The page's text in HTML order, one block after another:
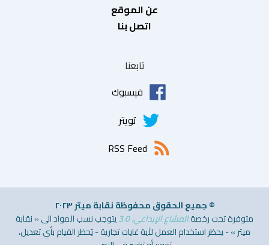
عن الموقع
اتصل بنا
تابعنا
فيسبوك
تويتر
RSS Feed
© جميع الحقوق محفوظة نقابة ميتر ٢٠٢٣
متوفرة تحت رخصةالمشاع الإبداعي، 3.0
يتوجب نسب المواد الى « نقابة
ميتر » - يحظر استخدام العمل لأية غايات تجارية - يُحظر القيام بأي تعديل،